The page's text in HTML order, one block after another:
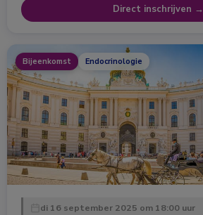
Direct inschrijven →
Bijeenkomst Endocrinologie
di 16 september 2025 om 18:00 uur